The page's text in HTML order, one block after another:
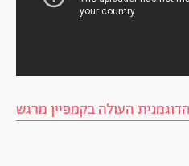
העולה בקמפיין מרגש